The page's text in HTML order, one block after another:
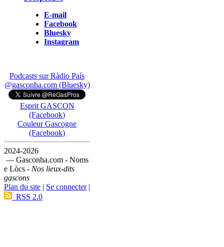
E-mail
Facebook
Bluesky
Instagram
Podcasts sur Ràdio País
@gasconha.com (Bluesky)
Esprit GASCON
(Facebook)
Couleur Gascogne
(Facebook)
2024-2026
— Gasconha.com - Noms
e Lòcs - Nos lieux-dits
gascons
Plan du site | Se connecter|
RSS 2.0